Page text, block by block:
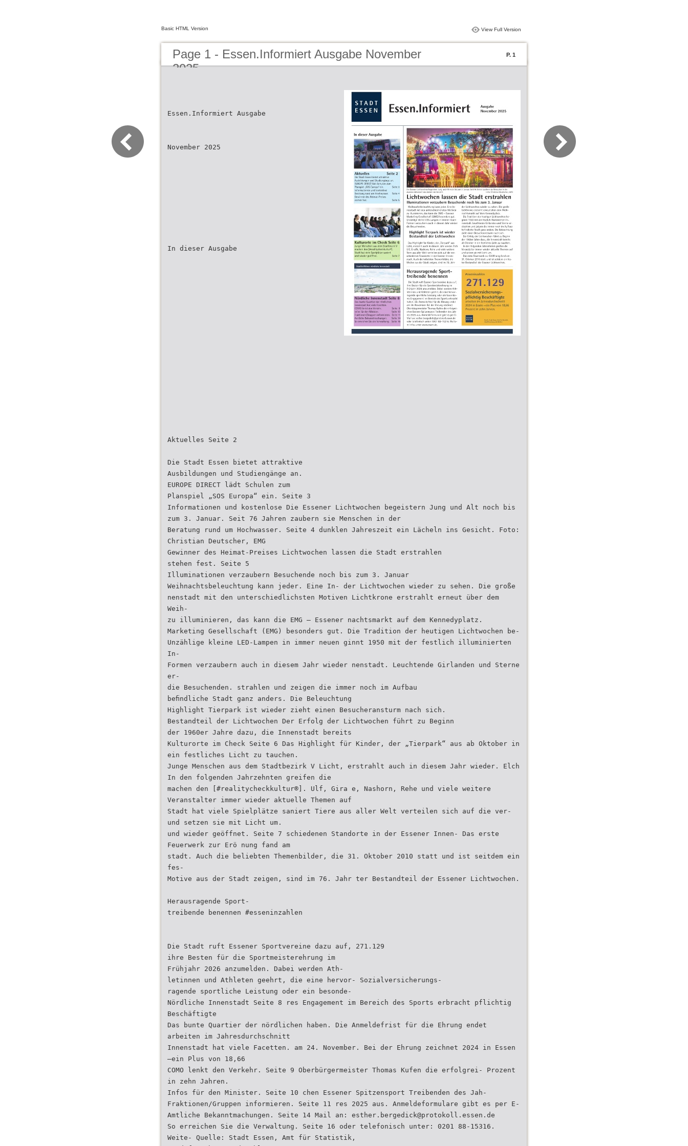
Basic HTML Version View Full Version
Page 1 - Essen.Informiert Ausgabe November
2025
P. 1
Essen.Informiert Ausgabe
November 2025
In dieser Ausgabe
Aktuelles Seite 2
Die Stadt Essen bietet attraktive
Ausbildungen und Studiengänge an.
EUROPE DIRECT lädt Schulen zum
Planspiel „SOS Europa“ ein. Seite 3
Informationen und kostenlose Die Essener Lichtwochen begeistern Jung und Alt noch bis
zum 3. Januar. Seit 76 Jahren zaubern sie Menschen in der
Beratung rund um Hochwasser. Seite 4 dunklen Jahreszeit ein Lächeln ins Gesicht. Foto:
Christian Deutscher, EMG
Gewinner des Heimat-Preises Lichtwochen lassen die Stadt erstrahlen
stehen fest. Seite 5
Illuminationen verzaubern Besuchende noch bis zum 3. Januar
Weihnachtsbeleuchtung kann jeder. Eine In- der Lichtwochen wieder zu sehen. Die große
nenstadt mit den unterschiedlichsten Motiven Lichtkrone erstrahlt erneut über dem
Weih-
zu illuminieren, das kann die EMG – Essener nachtsmarkt auf dem Kennedyplatz.
Marketing Gesellschaft (EMG) besonders gut. Die Tradition der heutigen Lichtwochen be-
Unzählige kleine LED-Lampen in immer neuen ginnt 1950 mit der festlich illuminierten
In-
Formen verzaubern auch in diesem Jahr wieder nenstadt. Leuchtende Girlanden und Sterne
er-
die Besuchenden. strahlen und zeigen die immer noch im Aufbau
beﬁndliche Stadt ganz anders. Die Beleuchtung
Highlight Tierpark ist wieder zieht einen Besucheransturm nach sich.
Bestandteil der Lichtwochen Der Erfolg der Lichtwochen führt zu Beginn
der 1960er Jahre dazu, die Innenstadt bereits
Kulturorte im Check Seite 6 Das Highlight für Kinder, der „Tierpark“ aus ab Oktober in
ein festliches Licht zu tauchen.
Junge Menschen aus dem Stadtbezirk V Licht, erstrahlt auch in diesem Jahr wieder. Elch
In den folgenden Jahrzehnten greifen die
machen den [#realitycheckkultur®]. Ulf, Gira e, Nashorn, Rehe und viele weitere
Veranstalter immer wieder aktuelle Themen auf
Stadt hat viele Spielplätze saniert Tiere aus aller Welt verteilen sich auf die ver-
und setzen sie mit Licht um.
und wieder geöffnet. Seite 7 schiedenen Standorte in der Essener Innen- Das erste
Feuerwerk zur Erö nung fand am
stadt. Auch die beliebten Themenbilder, die 31. Oktober 2010 statt und ist seitdem ein
fes-
Motive aus der Stadt zeigen, sind im 76. Jahr ter Bestandteil der Essener Lichtwochen.
Herausragende Sport-
treibende benennen #esseninzahlen
Die Stadt ruft Essener Sportvereine dazu auf, 271.129
ihre Besten für die Sportmeisterehrung im
Frühjahr 2026 anzumelden. Dabei werden Ath-
letinnen und Athleten geehrt, die eine hervor- Sozialversicherungs-
ragende sportliche Leistung oder ein besonde-
Nördliche Innenstadt Seite 8 res Engagement im Bereich des Sports erbracht pflichtig
Beschäftigte
Das bunte Quartier der nördlichen haben. Die Anmeldefrist für die Ehrung endet
arbeiten im Jahresdurchschnitt
Innenstadt hat viele Facetten. am 24. November. Bei der Ehrung zeichnet 2024 in Essen
—ein Plus von 18,66
COMO lenkt den Verkehr. Seite 9 Oberbürgermeister Thomas Kufen die erfolgrei- Prozent
in zehn Jahren.
Infos für den Minister. Seite 10 chen Essener Spitzensport Treibenden des Jah-
Fraktionen/Gruppen informieren. Seite 11 res 2025 aus. Anmeldeformulare gibt es per E-
Amtliche Bekanntmachungen. Seite 14 Mail an: esther.bergedick@protokoll.essen.de
So erreichen Sie die Verwaltung. Seite 16 oder telefonisch unter: 0201 88-15316.
Weite- Quelle: Stadt Essen, Amt für Statistik,